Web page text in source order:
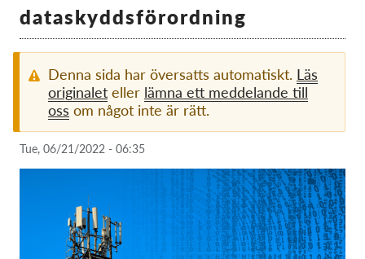
Exercise your rights!
Support us!
Membership
Donations
Tax deductability
Member Login
About us
dataskyddsförordning
Denna sida har översatts automatiskt. Läs
originalet eller lämna ett meddelande till
oss om något inte är rätt.
Tue, 06/21/2022 - 06:35